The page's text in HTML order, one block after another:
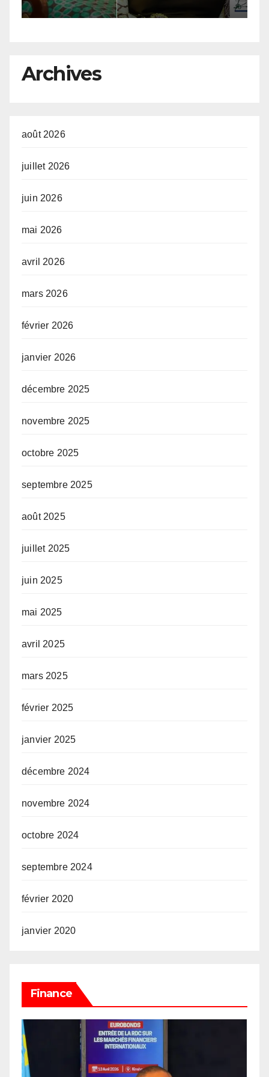
Archives
août 2026
juillet 2026
juin 2026
mai 2026
avril 2026
mars 2026
février 2026
janvier 2026
décembre 2025
novembre 2025
octobre 2025
septembre 2025
août 2025
juillet 2025
juin 2025
mai 2025
avril 2025
mars 2025
février 2025
janvier 2025
décembre 2024
novembre 2024
octobre 2024
septembre 2024
février 2020
janvier 2020
Finance